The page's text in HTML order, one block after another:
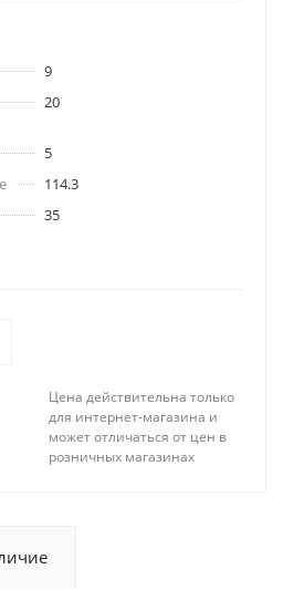
9
20
5
114.3
35
Цена действительна только
для интернет-магазина и
может отличаться от цен в
розничных магазинах